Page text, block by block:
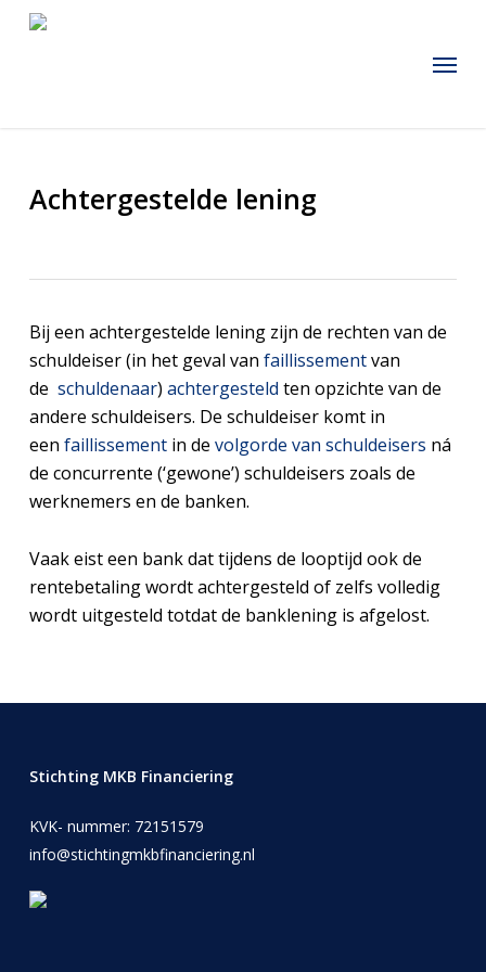
Menu
Achtergestelde lening
Bij een achtergestelde lening zijn de rechten van de
schuldeiser (in het geval van faillissementvan
de schuldenaar) achtergesteld ten opzichte van de
andere schuldeisers. De schuldeiser komt in
een faillissementin de volgorde van schuldeisers ná
de concurrente (‘gewone’) schuldeisers zoals de
werknemers en de banken.
Vaak eist een bank dat tijdens de looptijd ook de
rentebetaling wordt achtergesteld of zelfs volledig
wordt uitgesteld totdat de banklening is afgelost.
Stichting MKB Financiering
KVK- nummer: 72151579
info@stichtingmkbfinanciering.nl